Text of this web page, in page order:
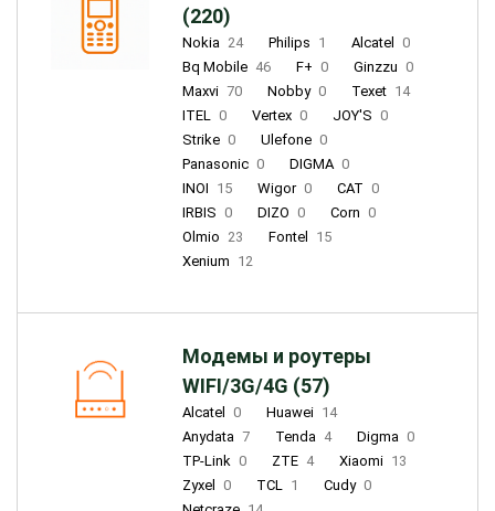
(220)
Nokia 24 Philips 1 Alcatel
0
Bq Mobile 46 F+ 0 Ginzzu 0
Maxvi 70 Nobby 0 Texet 14
ITEL 0 Vertex 0 JOY'S 0
Strike 0 Ulefone 0
Panasonic 0 DIGMA 0
INOI 15 Wigor 0 CAT 0
IRBIS 0 DIZO 0 Corn 0
Olmio 23 Fontel
15
Xenium 12
Модемы и роутеры
WIFI/3G/4G (57)
Alcatel 0 Huawei 14
Anydata 7 Tenda 4 Digma 0
TP-Link 0 ZTE 4 Xiaomi 13
Zyxel
0 TCL 1 Cudy 0